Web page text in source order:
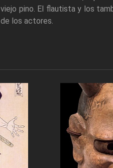
viejo pino. El flautista y los
de los actores.